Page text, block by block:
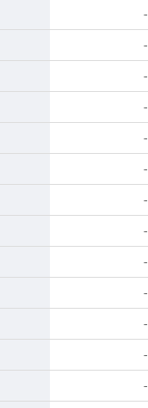
-
-
-
-
-
-
-
-
-
-
-
-
-